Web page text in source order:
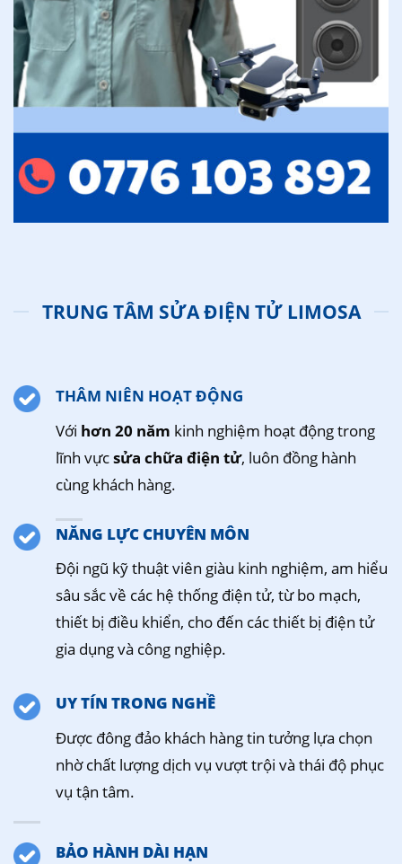
TRUNG TÂM SỬA ĐIỆN TỬ LIMOSA
THÂM NIÊN HOẠT ĐỘNG
Với hơn 20 năm kinh nghiệm hoạt động trong
lĩnh vựcsửa chữa điện tử, luôn đồng hành
cùng khách hàng.
NĂNG LỰC CHUYÊN MÔN
Đội ngũ kỹ thuật viên giàu kinh nghiệm, am hiểu
sâu sắc về các hệ thống điện tử, từ bo mạch,
thiết bị điều khiển, cho đến các thiết bị điện tử
gia dụng và công nghiệp.
UY TÍN TRONG NGHỀ
Được đông đảo khách hàng tin tưởng lựa chọn
nhờ chất lượng dịch vụ vượt trội và thái độ phục
vụ tận tâm.
BẢO HÀNH DÀI HẠN